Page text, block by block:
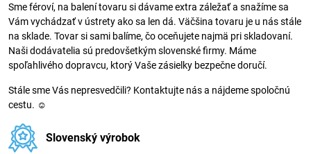
Sme féroví, na balení tovaru si dávame extra záležať a snažíme sa
Vám vychádzať v ústrety ako sa len dá. Väčšina tovaru je u nás stále
na sklade. Tovar si sami balíme, čo oceňujete najmä pri skladovaní.
Naši dodávatelia sú predovšetkým slovenské firmy. Máme
spoľahlivého dopravcu, ktorý Vaše zásielky bezpečne doručí.
Stále sme Vás nepresvedčili? Kontaktujte nás a nájdeme spoločnú
cestu. ☺
Slovenský výrobok